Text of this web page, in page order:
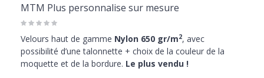
MTM Plus personnalise sur mesure
Velours haut de gamme Nylon 650 gr/m2, avec
possibilité d’une talonnette + choix de la couleur de la
moquette et de la bordure. Le plus vendu !